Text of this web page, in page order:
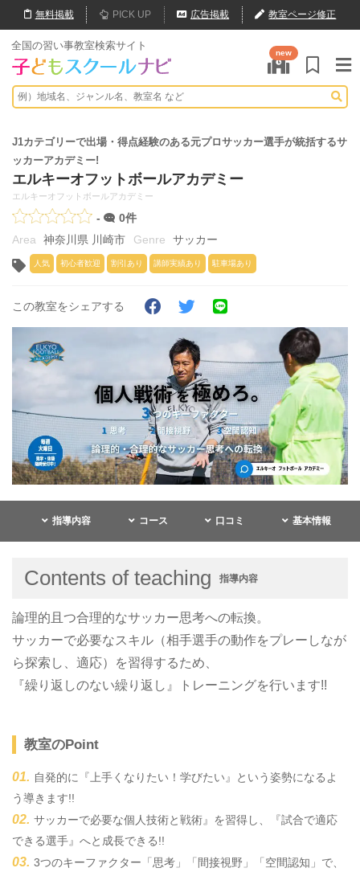
無料掲載 PICK UP 広告掲載 教室ページ修正
全国の習い事教室検索サイト
new
J1カテゴリーで出場・得点経験のある元プロサッカー選手が統括するサ
ッカーアカデミー!
エルキーオフットボールアカデミー
エルキーオフットボールアカデミー
-
0件
神奈川県 川崎市
サッカー
人気 初心者歓迎 割引あり 講師実績あり 駐車場あり
この教室をシェアする
指導内容 コース 口コミ 基本情報
Contents of teaching 指導内容
論理的且つ合理的なサッカー思考への転換。
サッカーで必要なスキル（相手選手の動作をプレーしなが
ら探索し、適応）を習得するため、
『繰り返しのない繰り返し』トレーニングを行います!!
教室のPoint
自発的に『上手くなりたい！学びたい』という姿勢になるよ
う導きます!!
サッカーで必要な個人技術と戦術』を習得し、『試合で適応
できる選手』へと成長できる!!
3つのキーファクター「思考」「間接視野」「空間認知」で、